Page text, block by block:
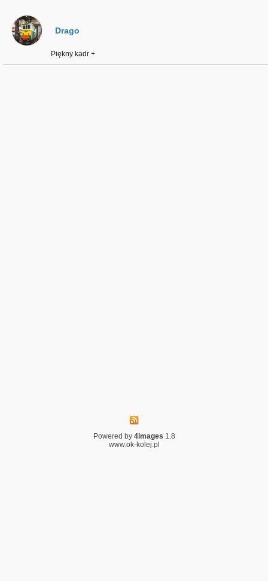
Drago
Piękny kadr +
Powered by 4images 1.8
www.ok-kolej.pl